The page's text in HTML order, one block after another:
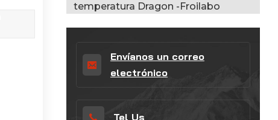
Tiếng Việt
中文
temperatura Dragon -Froilabo
Envíanos un correo
electrónico
Tel Us